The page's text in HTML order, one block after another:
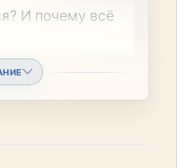
И почему всё